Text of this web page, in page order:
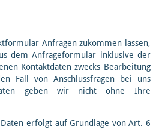
Anfragen zukommen lassen,
dem Anfrageformular inklusive der
Kontaktdaten zwecks Bearbeitung
Fall von Anschlussfragen bei uns
geben wir nicht ohne Ihre
erfolgt auf Grundlage von Art. 6